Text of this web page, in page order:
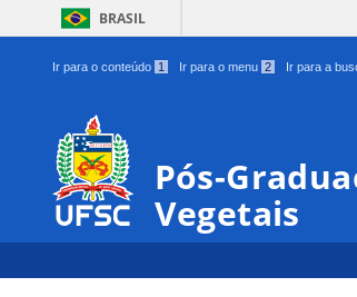
BRASIL
Ir para o conteúdo 1 Ir para o menu 2 Ir para a
Pós-
Vegetais